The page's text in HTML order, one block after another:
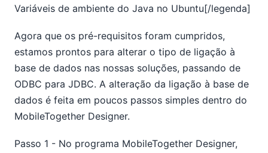
Variáveis de ambiente do Java no Ubuntu[/legenda]
Agora que os pré-requisitos foram cumpridos,
estamos prontos para alterar o tipo de ligação à
base de dados nas nossas soluções, passando de
ODBC para JDBC. A alteração da ligação à base de
dados é feita em poucos passos simples dentro do
MobileTogether Designer.
Passo 1 - No programa MobileTogether Designer,